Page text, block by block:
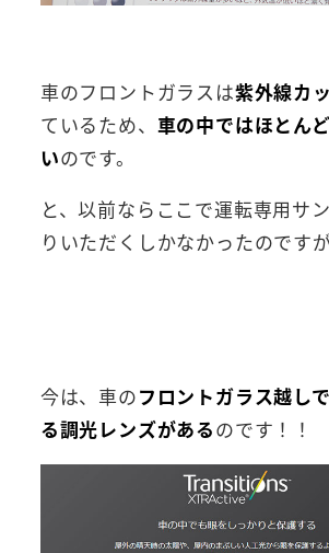
車のフロントガラスは紫外線カ
ているため、 車の中ではほとん
いのです。
と、以前ならここで運転専用サ
りいただくしかなかったのです
今は、車のフロントガラス越し
る調光レンズがあるのです！！